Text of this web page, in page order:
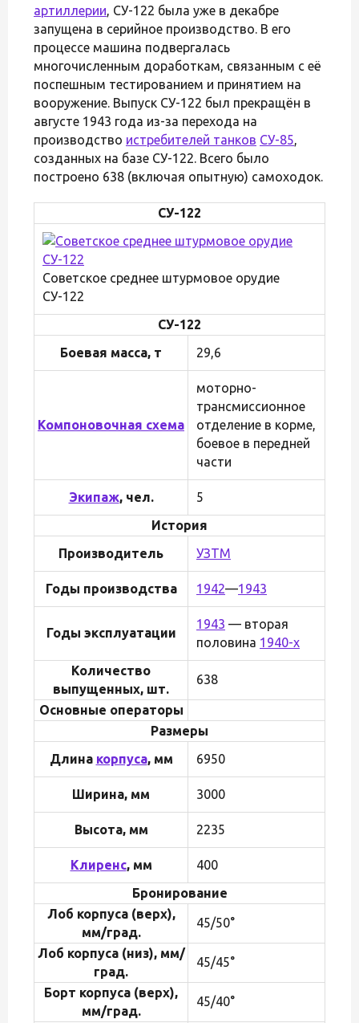
артиллерии, СУ-122 была уже в декабре
запущена в серийное производство. В его
процессе машина подвергалась
многочисленным доработкам, связанным с её
поспешным тестированием и принятием на
вооружение. Выпуск СУ-122 был прекращён в
августе 1943 года из-за перехода на
производство истребителей танков СУ-85,
созданных на базе СУ-122. Всего было
построено 638 (включая опытную) самоходок.
СУ-122
Советское среднее штурмовое орудие
СУ-122
СУ-122
Боевая масса, т
29,6
Компоновочная схема
моторно-
трансмиссионное
отделение в корме,
боевое в передней
части
Экипаж, чел.
5
История
Производитель
УЗТМ
Годы производства 1942—1943
Годы эксплуатации
1943 — вторая
половина 1940-х
Количество
выпущенных, шт.
638
Основные операторы
Размеры
Длина корпуса, мм 6950
Ширина, мм 3000
Высота, мм 2235
Клиренс, мм
400
Бронирование
Лоб корпуса (верх),
мм/град.
45/50°
Лоб корпуса (низ), мм/
град.
45/45°
Борт корпуса (верх),
мм/град.
45/40°